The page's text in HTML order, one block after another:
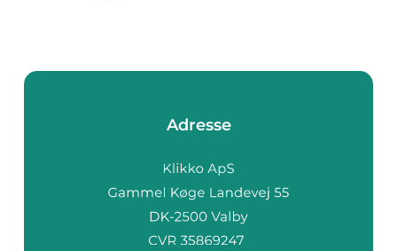
Adresse